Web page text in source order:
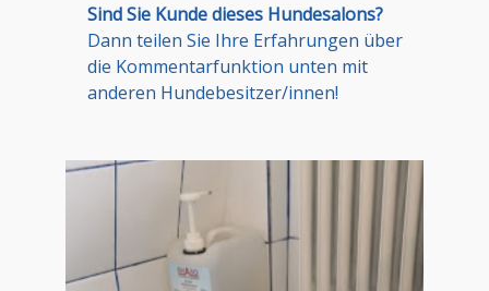
Sind Sie Kunde dieses Hundesalons?
Dann teilen Sie Ihre Erfahrungen über
die Kommentarfunktion unten mit
anderen Hundebesitzer/innen!